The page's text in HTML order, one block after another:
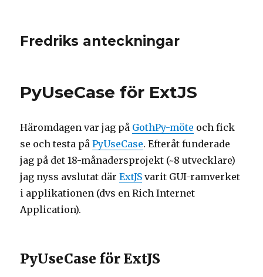
Fredriks anteckningar
PyUseCase för ExtJS
Häromdagen var jag på GothPy-möte och fick
se och testa påPyUseCase. Efteråt funderade
jag på det 18-månadersprojekt (~8 utvecklare)
jag nyss avslutat därExtJS varit GUI-ramverket
i applikationen (dvs en Rich Internet
Application).
PyUseCase för ExtJS